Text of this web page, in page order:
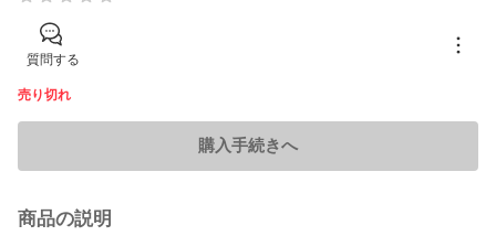
質問する
売り切れ
購入手続きへ
商品の説明